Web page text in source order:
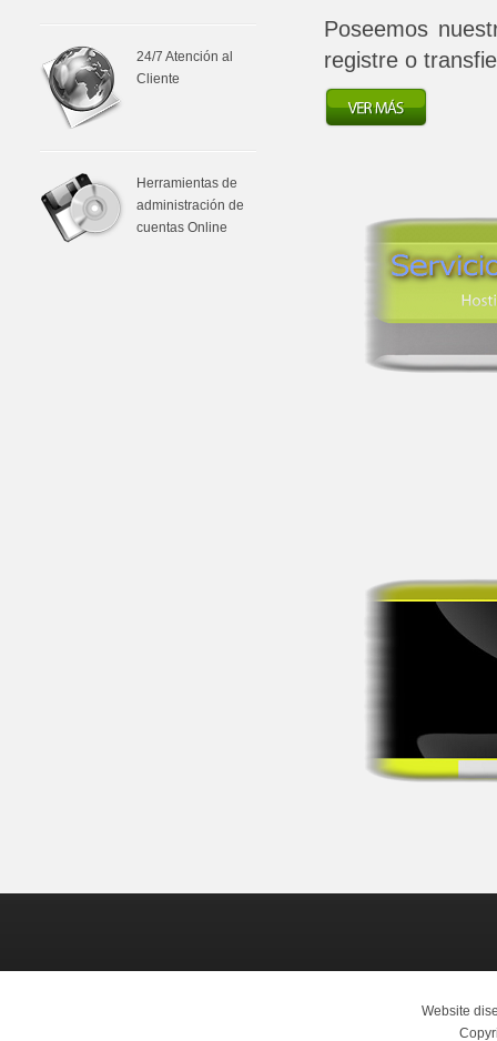
24/7 Atención al
Cliente
Herramientas de
administración de
cuentas Online
Poseemos
registre o
Website